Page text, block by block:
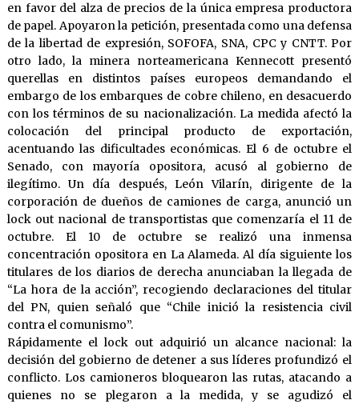
en favor del alza de precios de la única empresa productora
de papel. Apoyaron la petición, presentada como una defensa
de la libertad de expresión, SOFOFA, SNA, CPC y CNTT. Por
otro lado, la minera norteamericana Kennecott presentó
querellas en distintos países europeos demandando el
embargo de los embarques de cobre chileno, en desacuerdo
con los términos de su nacionalización. La medida afectó la
colocación del principal producto de exportación,
acentuando las dificultades económicas. El 6 de octubre el
Senado, con mayoría opositora, acusó al gobierno de
ilegítimo. Un día después, León Vilarín, dirigente de la
corporación de dueños de camiones de carga, anunció un
lock out nacional de transportistas que comenzaría el 11 de
octubre. El 10 de octubre se realizó una inmensa
concentración opositora en La Alameda. Al día siguiente los
titulares de los diarios de derecha anunciaban la llegada de
“La hora de la acción”, recogiendo declaraciones del titular
del PN, quien señaló que “Chile inició la resistencia civil
contra el comunismo”.
Rápidamente el lock out adquirió un alcance nacional: la
decisión del gobierno de detener a sus líderes profundizó el
conflicto. Los camioneros bloquearon las rutas, atacando a
quienes no se plegaron a la medida, y se agudizó el